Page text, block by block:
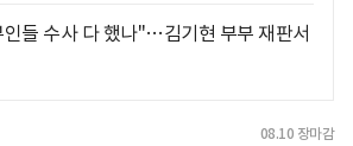
들 수사 다 했나"…김기현 부부 재판서
08.10 장마감